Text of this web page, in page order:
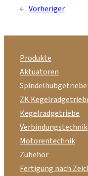
← Vorheriger
Produkte
Aktuatoren
Spindelhubgetriebe
ZK
Kegelradgetriebe
Verbindungstechnik
Motorentechnik
Zubehör
Fertigung nach